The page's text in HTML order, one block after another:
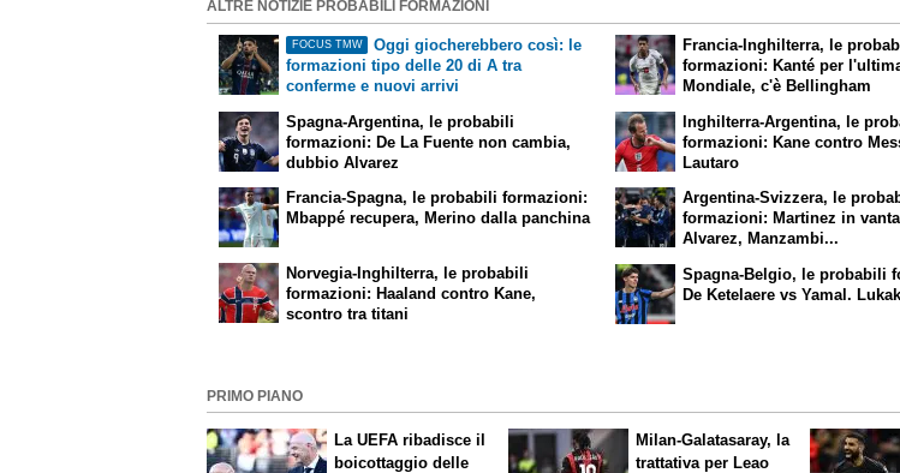
ALTRE NOTIZIE PROBABILI FORMAZIONI
FOCUS TMW
Oggi giocherebbero così: le
formazioni tipo delle 20 di A tra
conferme e nuovi arrivi
Spagna-Argentina, le probabili
formazioni: De La Fuente non cambia,
dubbio Alvarez
Francia-Inghilterra, le
formazioni: Kanté per
Mondiale, c'è Bellingham
Inghilterra-Argentina, le
formazioni: Kane contro
Lautaro
Francia-Spagna, le probabili formazioni:
Mbappé recupera, Merino dalla panchina
Norvegia-Inghilterra, le probabili
formazioni: Haaland contro Kane,
scontro tra titani
Argentina-Svizzera, le
formazioni: Martinez in
Alvarez, Manzambi...
Spagna-Belgio, le probabili
De Ketelaere vs Yamal.
PRIMO PIANO
La UEFA ribadisce il
boicottaggio delle
Milan-Galatasaray, la
trattativa per Leao